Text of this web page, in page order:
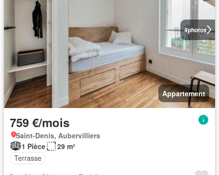
4photos
Appartement
759 €/mois
Saint-Denis, Aubervilliers
1 Pièce
29 m²
Terrasse